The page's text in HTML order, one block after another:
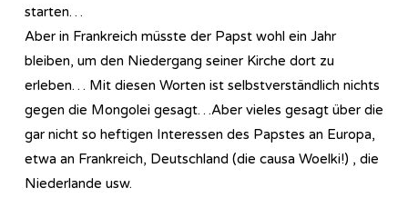
starten…
Aber in Frankreich müsste der Papst wohl ein Jahr
bleiben, um den Niedergang seiner Kirche dort zu
erleben… Mit diesen Worten ist selbstverständlich nichts
gegen die Mongolei gesagt…Aber vieles gesagt über die
gar nicht so heftigen Interessen des Papstes an Europa,
etwa an Frankreich, Deutschland (die causa Woelki!) , die
Niederlande usw.